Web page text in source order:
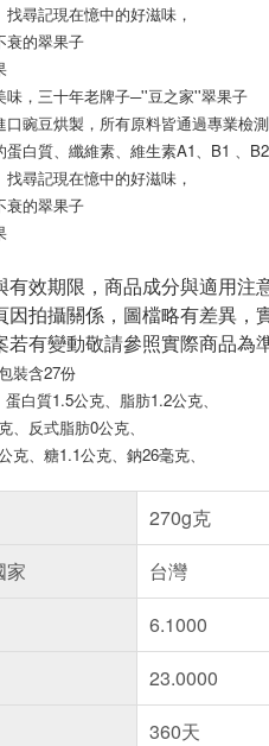
找尋記現在憶中的好滋味，
衰的翠果子
味，三十年老牌子─''豆之家''翠果子
豌豆烘製，所有原料皆通過專業檢測
蛋白質、纖維素、維生素A1、B1 、
找尋記現在憶中的好滋味，
衰的翠果子
有效期限，商品成分與適用注
因拍攝關係，圖檔略有差異，
若有變動敬請參照實際商品為
包裝含27份
白質1.5公克、脂肪1.2公克、
、反式脂肪0公克、
克、糖1.1公克、鈉26毫克、
270g克
家
台灣
6.1000
23.0000
360天